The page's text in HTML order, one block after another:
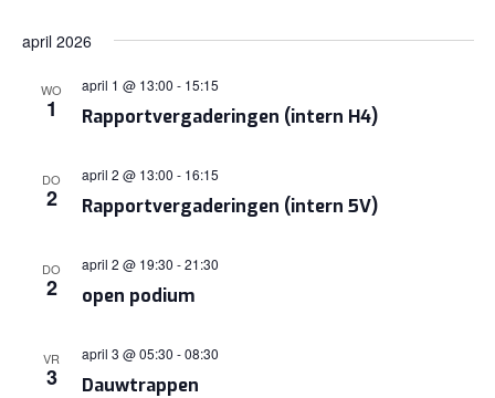
april 2026
WO
1 Rapportvergaderingen (intern H4)
april 1 @ 13:00 - 15:15
DO
2 Rapportvergaderingen (intern 5V)
april 2 @ 13:00 - 16:15
DO
2 open podium
april 2 @ 19:30 -21:30
VR
3 Dauwtrappen
april 3 @ 05:30 -08:30